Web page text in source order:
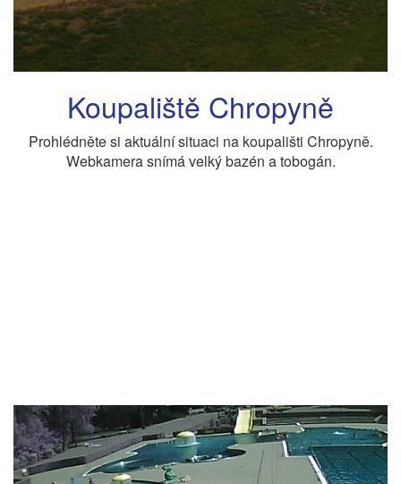
Koupaliště Chropyně
Prohlédněte si aktuální situaci na koupališti Chropyně.
Webkamera snímá velký bazén a tobogán.